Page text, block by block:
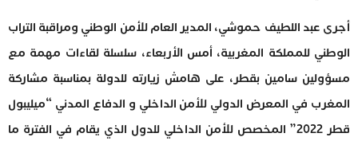
أجرى عبد اللطيف حموشي، المدير العام للأمن الوطني ومراقبة التراب
الوطني للمملكة المغربية، أمس الأربعاء، سلسلة لقاءات مهمة مع
مسؤولين سامين بقطر، على هامش زيارته للدولة بمناسبة مشاركة
المغرب في المعرض الدولي للأمن الداخلي و الدفاع المدني “ميليبول
قطر 2022” المخصص للأمن الداخلي للدول الذي يقام في الفترة ما